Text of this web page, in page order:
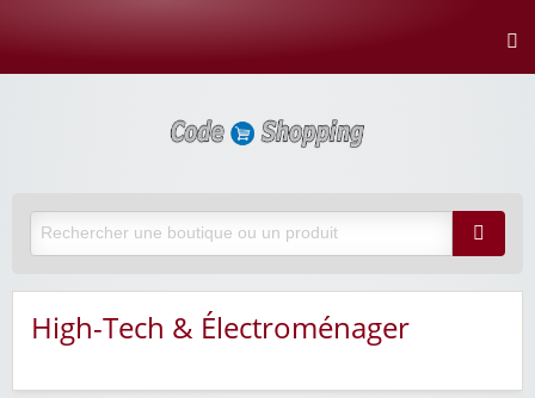
High-Tech & Électroménager